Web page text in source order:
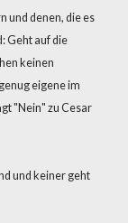
und denen, die es
Geht auf die
keinen
eigene im
"Nein" zu Cesar
und keiner geht